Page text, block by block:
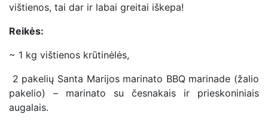
vištienos, tai dar ir labai greitai iškepa!
Reikės:
~ 1 kg vištienos krūtinėlės,
2 pakelių Santa Marijos marinato BBQ marinade (žalio
pakelio) – marinato su česnakais ir prieskoniniais
augalais.